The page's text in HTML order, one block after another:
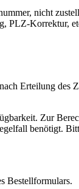
nicht
PLZ-Korrektur,
Erteilung des
Zur
benötigt.
Bestellformulars.